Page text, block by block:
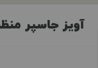
آویز جاسپر